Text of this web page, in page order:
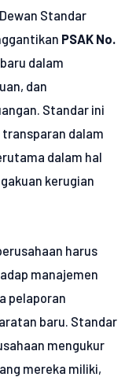
Standar
PSAK No.
dalam
dan
Standar ini
dalam
dalam hal
kerugian
harus
manajemen
pelaporan
baru. Standar
mengukur
mereka miliki,